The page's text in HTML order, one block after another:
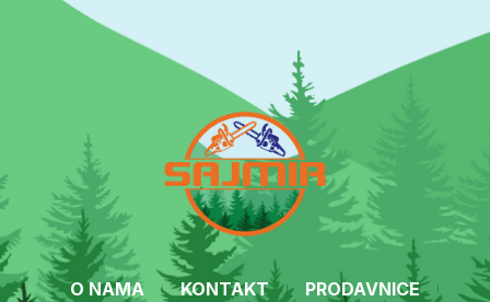
O NAMA KONTAKT
PRODAVNICE